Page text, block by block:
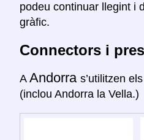
podeu continuar llegint i
gràfic.
Connectors i
A Andorra s’utilitzen
(inclou Andorra la Vella.)